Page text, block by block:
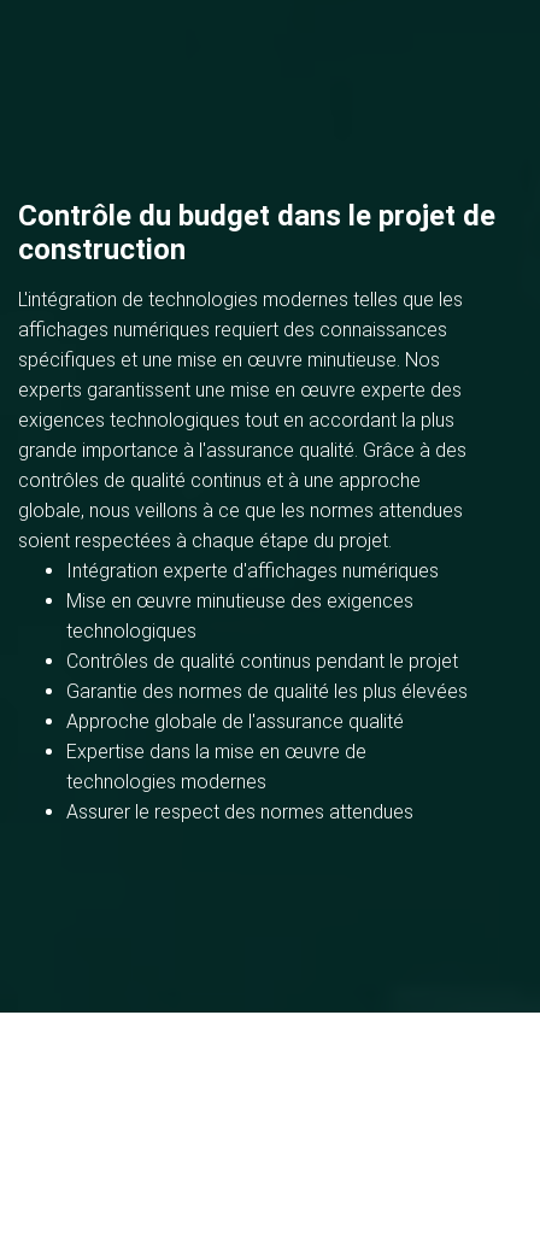
Contrôle du budget dans le projet de
construction
L'intégration de technologies modernes telles que les
affichages numériques requiert des connaissances
spécifiques et une mise en œuvre minutieuse. Nos
experts garantissent une mise en œuvre experte des
exigences technologiques tout en accordant la plus
grande importance à l'assurance qualité. Grâce à des
contrôles de qualité continus et à une approche
globale, nous veillons à ce que les normes attendues
soient respectées à chaque étape du projet.
Intégration experte d'affichages numériques
Mise en œuvre minutieuse des exigences
technologiques
Contrôles de qualité continus pendant le projet
Garantie des normes de qualité les plus élevées
Approche globale de l'assurance qualité
Expertise dans la mise en œuvre de
technologies modernes
Assurer le respect des normes attendues